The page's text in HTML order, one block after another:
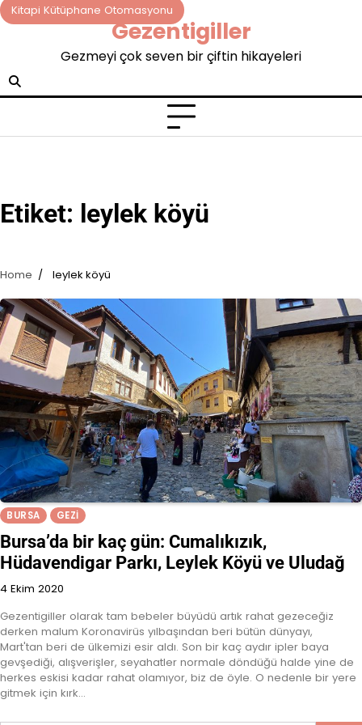
Skip
to
Kitapi Kütüphane Otomasyonu
Gezentigiller
Gezmeyi çok seven bir çiftin hikayeleri
Etiket: leylek köyü
Home leylek köyü
BURSA GEZI
Bursa’da bir kaç gün: Cumalıkızık,
Hüdavendigar Parkı, Leylek Köyü ve Uludağ
4 Ekim 2020
Gezentigiller olarak tam bebeler büyüdü artık rahat gezeceğiz
derken malum Koronavirüs yılbaşından beri bütün dünyayı,
Mart'tan beri de ülkemizi esir aldı. Son bir kaç aydır ipler baya
gevşediği, alışverişler, seyahatler normale döndüğü halde yine de
herkes eskisi kadar rahat olamıyor, biz de öyle. O nedenle bir yere
gitmek için kırk…